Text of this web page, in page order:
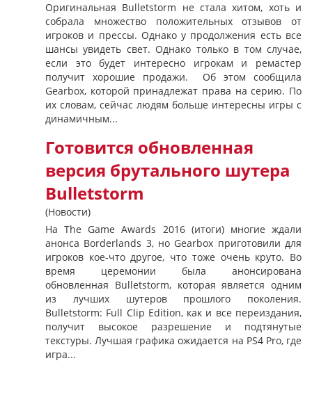
Оригинальная Bulletstorm не стала хитом, хоть и
собрала множество положительных отзывов от
игроков и прессы. Однако у продолжения есть все
шансы увидеть свет. Однако только в том случае,
если это будет интересно игрокам и ремастер
получит хорошие продажи. Об этом сообщила
Gearbox, которой принадлежат права на серию. По
их словам, сейчас людям больше интересны игры с
динамичным...
Готовится обновленная
версия брутального шутера
Bulletstorm
(Новости)
На The Game Awards 2016 (итоги) многие ждали
анонса Borderlands 3, но Gearbox приготовили для
игроков кое-что другое, что тоже очень круто. Во
время церемонии была анонсирована
обновленная Bulletstorm, которая является одним
из лучших шутеров прошлого поколения.
Bulletstorm: Full Clip Edition, как и все переиздания,
получит высокое разрешение и подтянутые
текстуры. Лучшая графика ожидается на PS4 Pro, где
игра...